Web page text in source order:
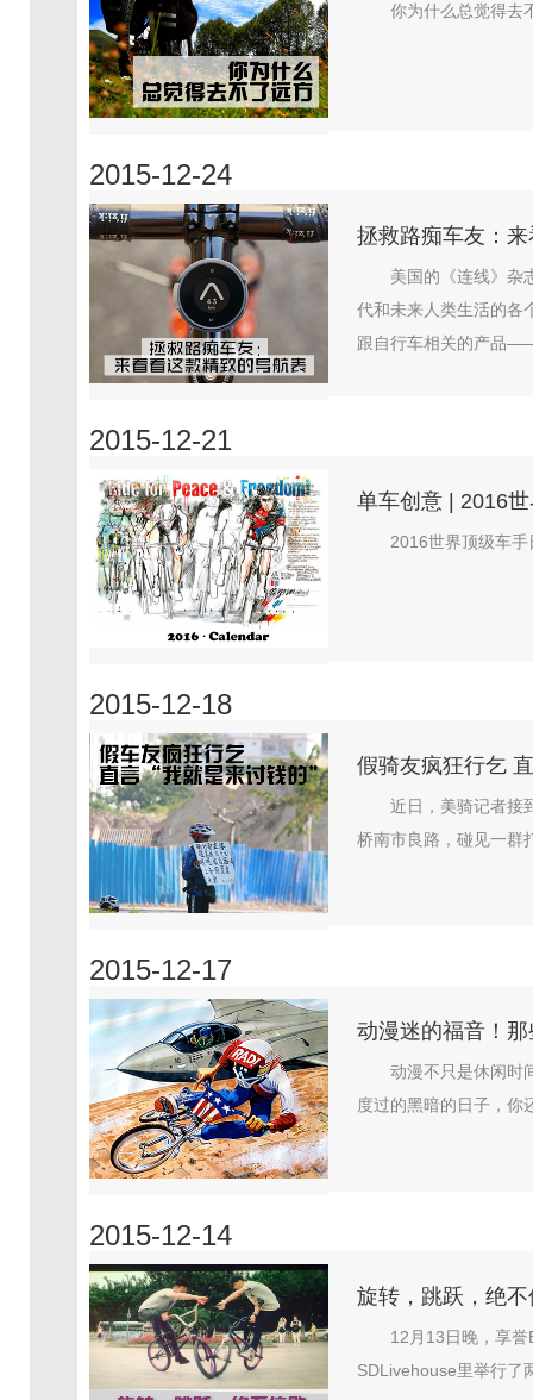
你为什么总觉得去
2015-12-24
拯救路痴车友：
美国的《连线》杂
代和未来人类生活的各
跟自行车相关的产品
2015-12-21
单车创意 | 2016
2016世界顶级车手
2015-12-18
假骑友疯狂行乞
近日，美骑记者接
桥南市良路，碰见一群
2015-12-17
动漫迷的福音！
动漫不只是休闲时
度过的黑暗的日子，你
2015-12-14
旋转，跳跃，绝
12月13日晚，享
SDLivehouse里举行了